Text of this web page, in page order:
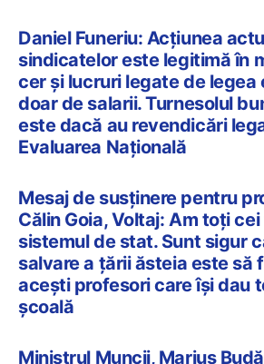
Daniel Funeriu: Acțiunea
sindicatelor este legitimă în
cer şi lucruri legate de legea
doar de salarii. Turnesolul
este dacă au revendicări
Evaluarea Națională
Mesaj de susținere pentru
Călin Goia, Voltaj: Am toți
sistemul de stat. Sunt sigur
salvare a țării ăsteia este să
acești profesori care își dau
școală
Ministrul Muncii, Marius